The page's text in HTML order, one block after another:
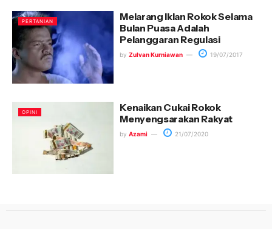
PERTANIAN
Melarang Iklan Rokok Selama
Bulan Puasa Adalah
Pelanggaran Regulasi
by Zulvan Kurniawan 19/07/2017
OPINI
Kenaikan Cukai Rokok
Menyengsarakan Rakyat
by Azami 21/07/2020